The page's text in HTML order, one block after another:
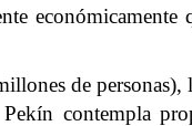
de personas),
contempla